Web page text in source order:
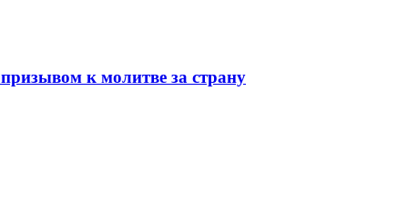
к молитве за страну